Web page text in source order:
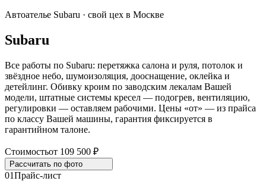
Автоателье Subaru · свой цех в Москве
Subaru
Все работы по Subaru: перетяжка салона и руля, потолок и
звёздное небо, шумоизоляция, дооснащение, оклейка и
детейлинг. Обивку кроим по заводским лекалам Вашей
модели, штатные системы кресел — подогрев, вентиляцию,
регулировки — оставляем рабочими. Цены «от» — из прайса
по классу Вашей машины, гарантия фиксируется в
гарантийном талоне.
Стоимостьот 109 500 ₽
Рассчитать по фото
01Прайс-лист